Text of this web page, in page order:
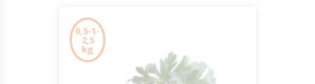
0,5-1-
2,5
kg